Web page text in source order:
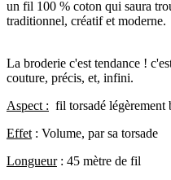
un fil 100 % coton qui saura
traditionnel, créatif et moderne.
La broderie c'est tendance !
couture, précis, et, infini.
Aspect : fil torsadé légèrement
Effet : Volume, par sa torsade
Longueur: 45 mètre de fil